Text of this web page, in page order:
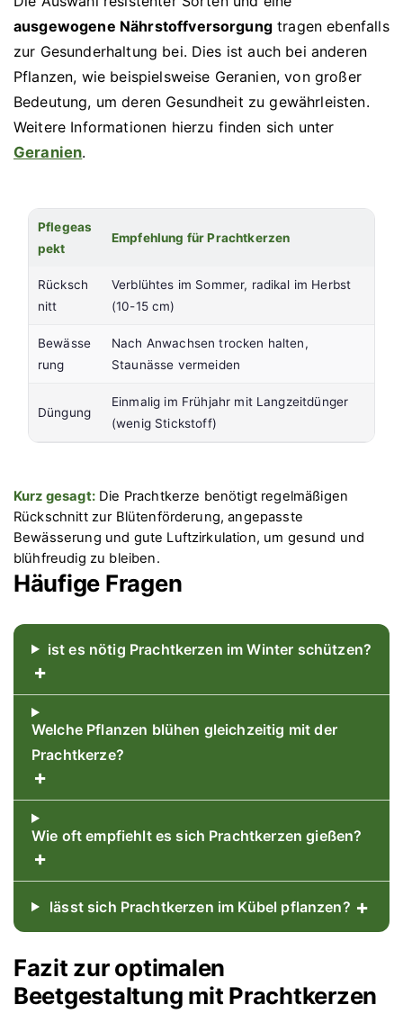
ausgewogene Nährstoffversorgungtragen ebenfalls
zur Gesunderhaltung bei. Dies ist auch bei anderen
Pflanzen, wie beispielsweise Geranien, von großer
Bedeutung, um deren Gesundheit zu gewährleisten.
Weitere Informationen hierzu finden sich unter
Geranien.
Pflegeas
pekt
Empfehlung für Prachtkerzen
Rücksch
nitt
Verblühtes im Sommer, radikal im Herbst
(10-15 cm)
Bewässe
rung
Nach Anwachsen trocken halten,
Staunässe vermeiden
Düngung
Einmalig im Frühjahr mit Langzeitdünger
(wenig Stickstoff)
Kurz gesagt:Die Prachtkerze benötigt regelmäßigen
Rückschnitt zur Blütenförderung, angepasste
Bewässerung und gute Luftzirkulation, um gesund und
blühfreudig zu bleiben.
Häufige Fragen
ist es nötig Prachtkerzen im Winter schützen?
+
Welche Pflanzen blühen gleichzeitig mit der
Prachtkerze?
+
Wie oft empfiehlt es sich Prachtkerzen gießen?
+
lässt sich Prachtkerzen im Kübel pflanzen? +
Fazit zur optimalen
Beetgestaltung mit Prachtkerzen